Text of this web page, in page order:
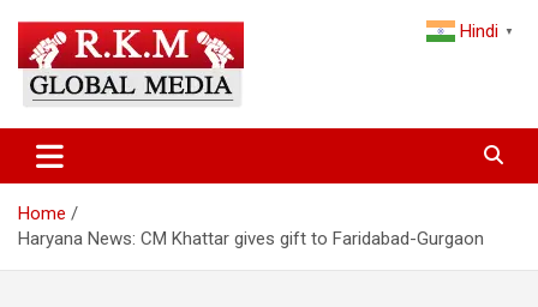
content
Latest Hindi News & Breaking
News – RKM Global Media
and the World
Home
Haryana News: CM Khattar gives gift to Faridabad-Gurgaon
Hindi ▼